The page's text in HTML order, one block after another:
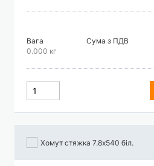
Вага
0.000 кг
Сума з ПДВ
Хомут стяжка 7.8х540 біл.